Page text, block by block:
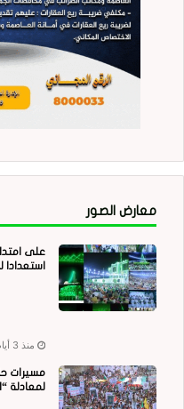
معارض الصور
على
استعدادا
منذ 3 أيام
لمعادلة